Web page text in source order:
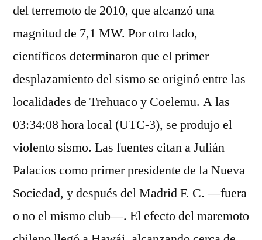
del terremoto de 2010, que alcanzó una
magnitud de 7,1 MW. Por otro lado,
científicos determinaron que el primer
desplazamiento del sismo se originó entre las
localidades de Trehuaco y Coelemu. A las
03:34:08 hora local (UTC-3), se produjo el
violento sismo. Las fuentes citan a Julián
Palacios como primer presidente de la Nueva
Sociedad, y después del Madrid F. C. —fuera
o no el mismo club—. El efecto del maremoto